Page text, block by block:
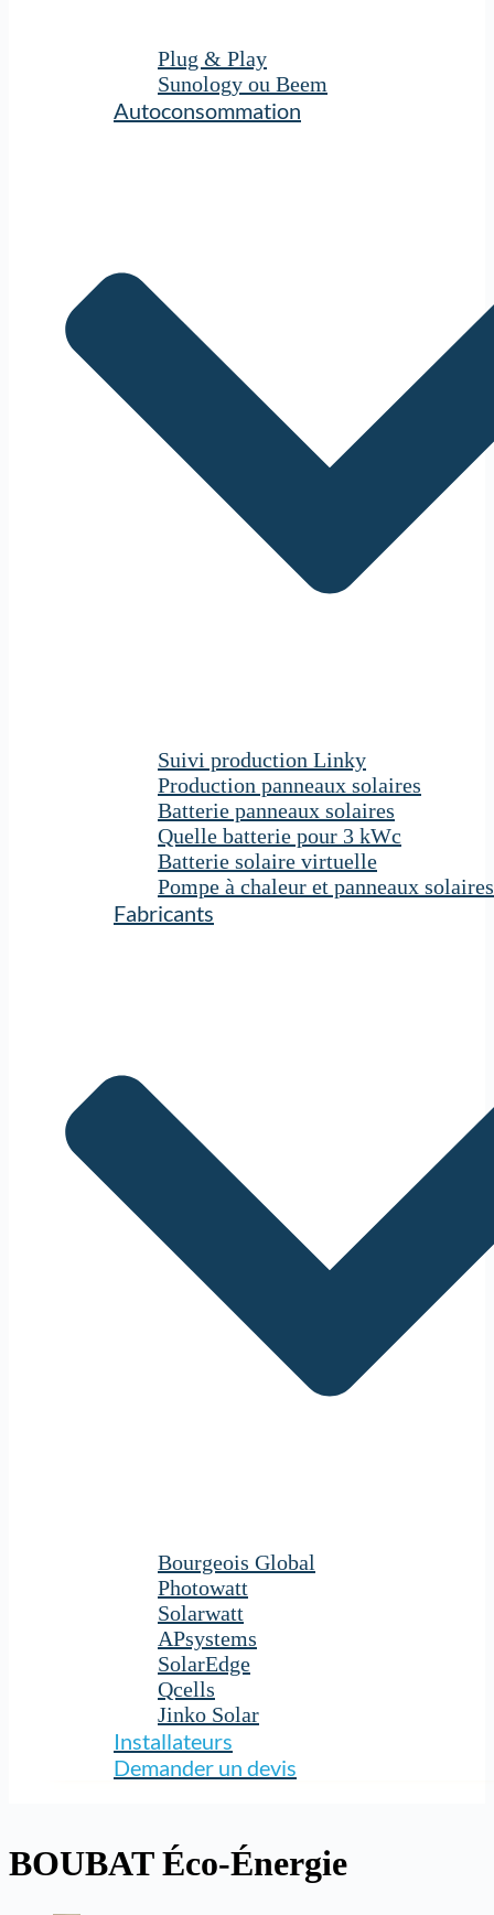
Plug & Play
Sunology ou Beem
Autoconsommation
Suivi production Linky
Production panneaux solaires
Batterie panneaux solaires
Quelle batterie pour 3 kWc
Batterie solaire virtuelle
Pompe à chaleur et panneaux solaires
Fabricants
Bourgeois Global
Photowatt
Solarwatt
APsystems
SolarEdge
Qcells
Jinko Solar
Installateurs
Demander un devis
BOUBAT Éco-Énergie